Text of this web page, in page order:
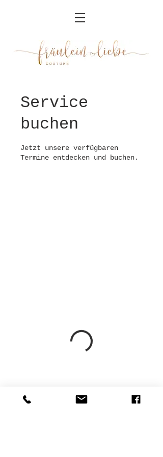
Service
buchen
Jetzt unsere verfügbaren
Termine entdecken und buchen.